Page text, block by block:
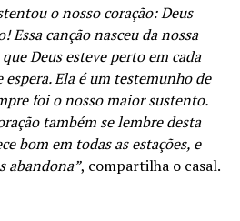
o nosso coração: Deus
canção nasceu da nossa
Deus esteve perto em cada
espera. Ela é um testemunho de
foi o nosso maior sustento.
também se lembre desta
bom em todas as estações, e
abandona”, compartilha o casal.